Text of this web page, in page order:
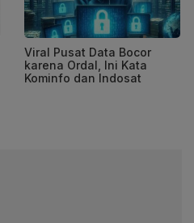
Viral Pusat Data Bocor
karena Ordal, Ini Kata
Kominfo dan Indosat